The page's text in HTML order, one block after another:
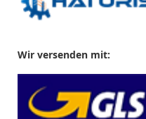
Wir versenden mit: